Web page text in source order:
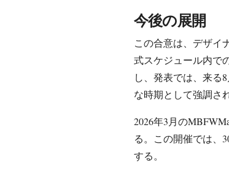
今後の展開
この合意は、デザイ
式スケジュール内で
し、発表では、来る
な時期として強調さ
2026年3月の
る。この開催では、
する。